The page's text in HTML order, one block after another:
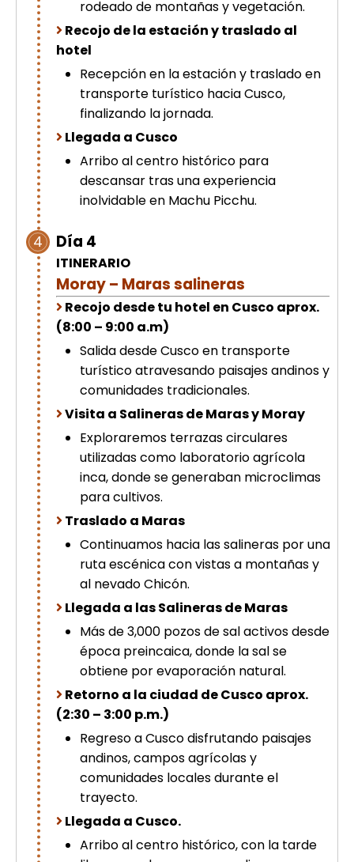
rodeado de montañas y vegetación.
Recojo de la estación y traslado al
hotel
Recepción en la estación y traslado en
transporte turístico hacia Cusco,
finalizando la jornada.
Llegada a Cusco
Arribo al centro histórico para
descansar tras una experiencia
inolvidable en Machu Picchu.
4 Día 4
ITINERARIO
Moray – Maras salineras
Recojo desde tu hotel en Cusco aprox.
(8:00 – 9:00 a.m)
Salida desde Cusco en transporte
turístico atravesando paisajes andinos y
comunidades tradicionales.
Visita a Salineras de Maras y Moray
Exploraremos terrazas circulares
utilizadas como laboratorio agrícola
inca, donde se generaban microclimas
para cultivos.
Traslado a Maras
Continuamos hacia las salineras por una
ruta escénica con vistas a montañas y
al nevado Chicón.
Llegada a las Salineras de Maras
Más de 3,000 pozos de sal activos desde
época preincaica, donde la sal se
obtiene por evaporación natural.
Retorno a la ciudad de Cusco aprox.
(2:30 – 3:00 p.m.)
Regreso a Cusco disfrutando paisajes
andinos, campos agrícolas y
comunidades locales durante el
trayecto.
Llegada a Cusco.
Arribo al centro histórico, con la tarde